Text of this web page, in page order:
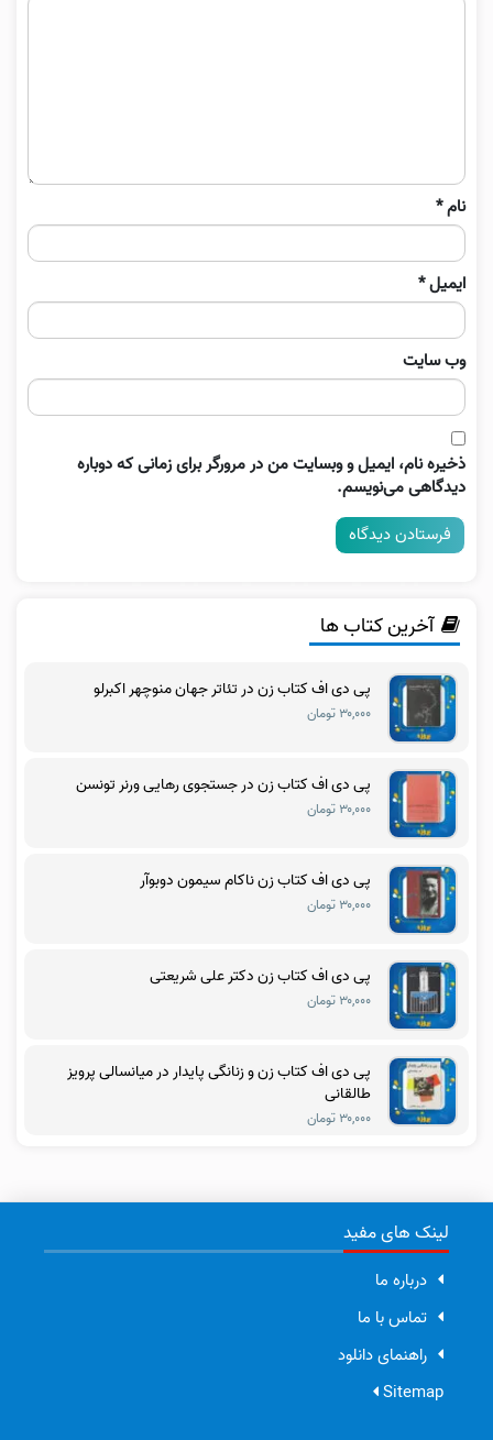
نام*
ایمیل*
وب‌ سایت
ذخیره نام، ایمیل و وبسایت من در مرورگر برای زمانی که دوباره
دیدگاهی می‌نویسم.
آخرین کتاب ها
پی دی اف کتاب زن در تئاتر جهان منوچهر اکبرلو
۳۰,۰۰۰ تومان
پی دی اف کتاب زن در جستجوی رهایی ورنر تونسن
۳۰,۰۰۰ تومان
پی دی اف کتاب زن ناکام سیمون دوبوآر
۳۰,۰۰۰ تومان
پی دی اف کتاب زن دکتر علی شریعتی
۳۰,۰۰۰ تومان
پی دی اف کتاب زن و زنانگی پایدار در میانسالی پرویز
طالقانی
۳۰,۰۰۰ تومان
لینک های مفید
درباره ما
تماس با ما
راهنمای دانلود
Sitemap